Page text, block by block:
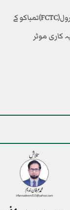
ڈبلیو ایچ او کا فریم ورک کنونشن آن ٹوبیکو کنٹرول(FCTC)تمباکو کے
کاری موثر